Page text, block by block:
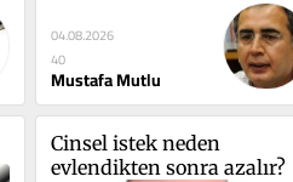
04.08.2026
40
Mustafa Mutlu
Cinsel istek neden
evlendikten sonra azalır?